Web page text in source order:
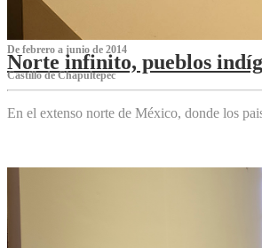
De febrero a junio de 2014
Norte infinito, pueblos
Castillo de Chapultepec
En el extenso norte de México, donde los